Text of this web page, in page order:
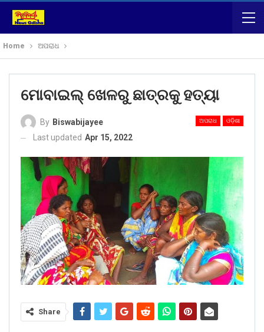
Home ଅପରାଧ
ମୋବାଇଲ୍ ଖେଳରୁ ଛାତ୍ରକୁ ହତ୍ୟା
ଅପରାଧ ଓଡ଼ିଶା
By Biswabijayee
Last updated Apr 15, 2022
Share